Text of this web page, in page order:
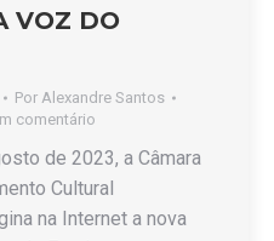
VOZ DO
Por Alexandre Santos
comentário
de 2023, a Câmara
Cultural
na Internet a nova